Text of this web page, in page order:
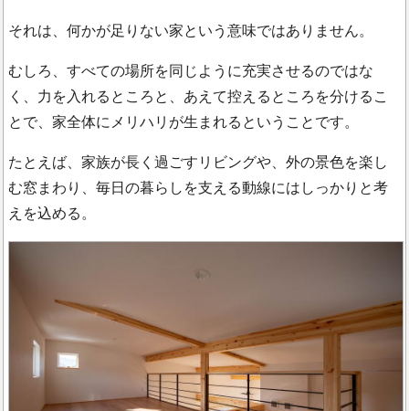
それは、何かが足りない家という意味ではありません。
むしろ、すべての場所を同じように充実させるのではな
く、力を入れるところと、あえて控えるところを分けるこ
とで、家全体にメリハリが生まれるということです。
たとえば、家族が長く過ごすリビングや、外の景色を楽し
む窓まわり、毎日の暮らしを支える動線にはしっかりと考
えを込める。